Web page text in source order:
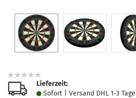
Lieferzeit:
Sofort | Versand DHL 1-3 Tage